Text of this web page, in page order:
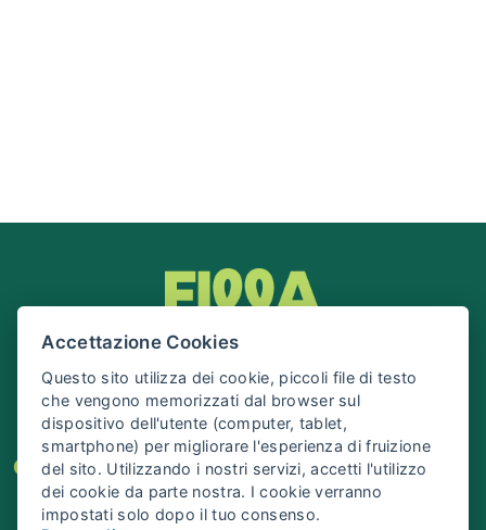
Cos’è Filla Eventi
Organizza il tuo evento
Info e Contatti
Accettazione Cookies
Questo sito utilizza dei cookie, piccoli file di testo
che vengono memorizzati dal browser sul
dispositivo dell'utente (computer, tablet,
smartphone) per migliorare l'esperienza di fruizione
del sito. Utilizzando i nostri servizi, accetti l'utilizzo
dei cookie da parte nostra. I cookie verranno
impostati solo dopo il tuo consenso.